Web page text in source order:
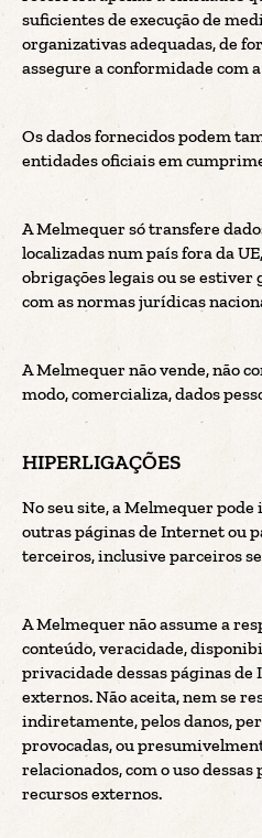
suficientes de execução de
organizativas adequadas, de
assegure a conformidade com
Os dados fornecidos podem
entidades oficiais em
A Melmequer só transfere
localizadas num país fora da
obrigações legais ou se
com as normas jurídicas
A Melmequer não vende, não
modo, comercializa, dados
HIPERLIGAÇÕES
No seu site, a Melmequer
outras páginas de Internet ou
terceiros, inclusive parceiros
A Melmequer não assume a
conteúdo, veracidade,
privacidade dessas páginas
externos. Não aceita, nem se
indiretamente, pelos danos,
provocadas, ou
relacionados, com o uso
recursos externos.